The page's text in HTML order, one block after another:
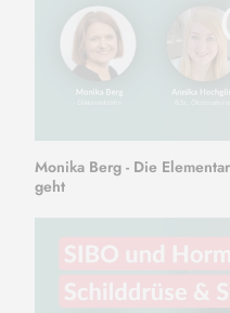
Monika Berg - Die
geht